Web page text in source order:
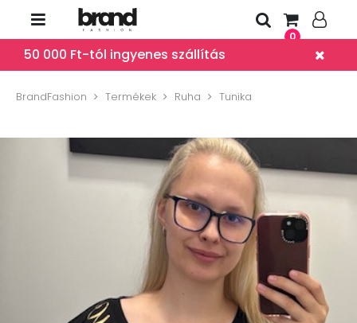
0
50 000 Ft-tól ingyenes szállítás
BrandFashion Termékek Ruha Tunika